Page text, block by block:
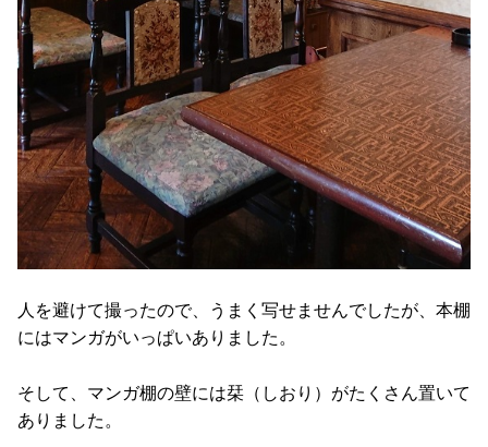
人を避けて撮ったので、うまく写せませんでしたが、本棚
にはマンガがいっぱいありました。
そして、マンガ棚の壁には栞（しおり）がたくさん置いて
ありました。